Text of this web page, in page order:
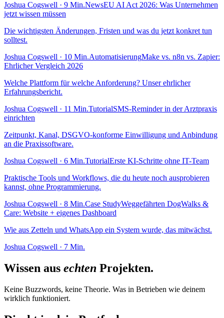
Joshua Cogswell · 9 Min.NewsEU AI Act 2026: Was Unternehmen
jetzt wissen müssen
Die wichtigsten Änderungen, Fristen und was du jetzt konkret tun
solltest.
Joshua Cogswell · 10 Min.AutomatisierungMake vs. n8n vs. Zapier:
Ehrlicher Vergleich 2026
Welche Plattform für welche Anforderung? Unser ehrlicher
Erfahrungsbericht.
Joshua Cogswell · 11 Min.TutorialSMS-Reminder in der Arztpraxis
einrichten
Zeitpunkt, Kanal, DSGVO-konforme Einwilligung und Anbindung
an die Praxissoftware.
Joshua Cogswell · 6 Min.TutorialErste KI-Schritte ohne IT-Team
Praktische Tools und Workflows, die du heute noch ausprobieren
kannst, ohne Programmierung.
Joshua Cogswell · 8 Min.Case StudyWeggefährten DogWalks &
Care: Website + eigenes Dashboard
Wie aus Zetteln und WhatsApp ein System wurde, das mitwächst.
Joshua Cogswell · 7 Min.
Wissen aus echten Projekten.
Keine Buzzwords, keine Theorie. Was in Betrieben wie deinem
wirklich funktioniert.